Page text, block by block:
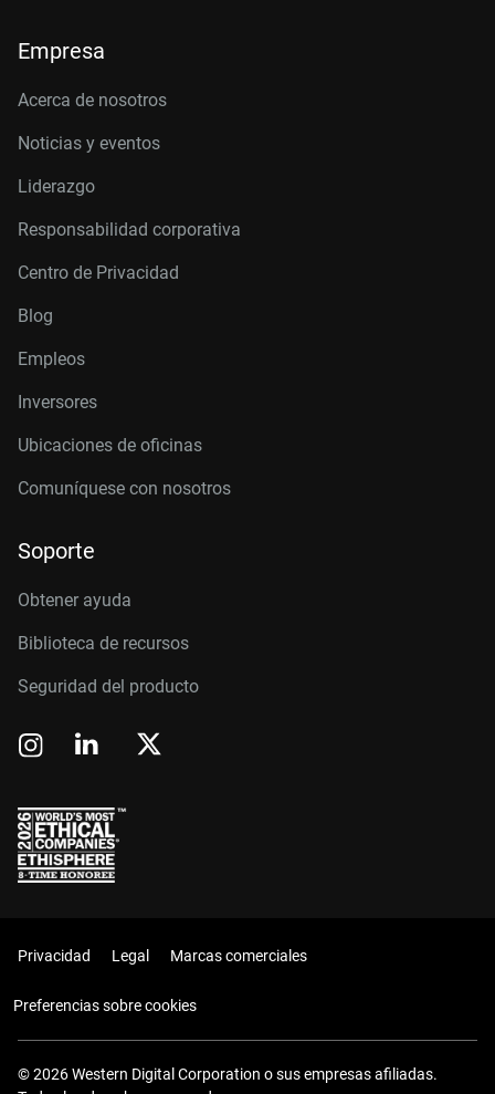
Empresa
Acerca de nosotros
Noticias y eventos
Liderazgo
Responsabilidad corporativa
Centro de Privacidad
Blog
Empleos
Inversores
Ubicaciones de oficinas
Comuníquese con nosotros
Soporte
Obtener ayuda
Biblioteca de recursos
Seguridad del producto
Privacidad Legal Marcas comerciales
Preferencias sobre cookies
© 2026 Western Digital Corporation o sus empresas afiliadas.